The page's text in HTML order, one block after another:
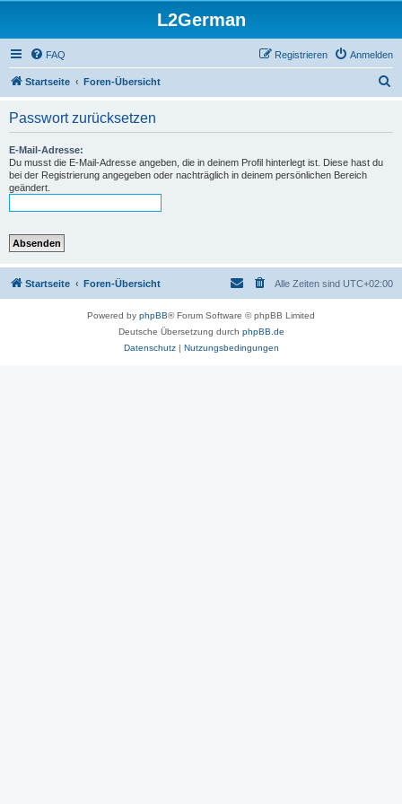
L2German
FAQ Anmelden
Registrieren
Startseite Foren-Übersicht
Passwort zurücksetzen
E-Mail-Adresse:
Du musst die E-Mail-Adresse angeben, die in deinem Profil hinterlegt ist. Diese hast du
bei der Registrierung angegeben oder nachträglich in deinem persönlichen Bereich
geändert.
Startseite Foren-Übersicht Alle Zeiten sind UTC+02:00
Powered by phpBB® Forum Software © phpBB Limited
Deutsche Übersetzung durch phpBB.de
Datenschutz| Nutzungsbedingungen